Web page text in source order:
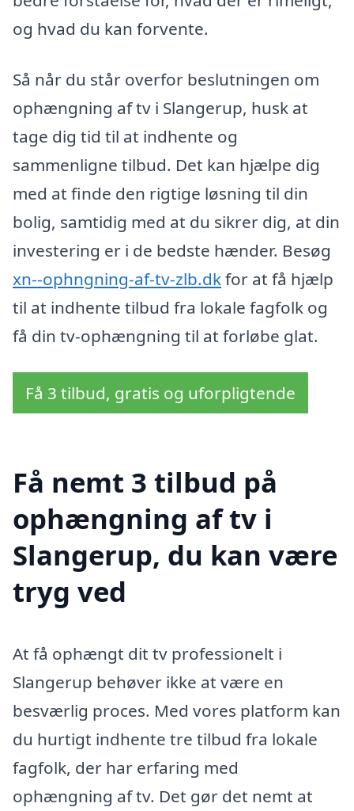
og hvad du kan forvente.
Så når du står overfor beslutningen om
ophængning af tv i Slangerup, husk at
tage dig tid til at indhente og
sammenligne tilbud. Det kan hjælpe dig
med at finde den rigtige løsning til din
bolig, samtidig med at du sikrer dig, at din
investering er i de bedste hænder. Besøg
xn--ophngning-af-tv-zlb.dkfor at få hjælp
til at indhente tilbud fra lokale fagfolk og
få din tv-ophængning til at forløbe glat.
Få 3 tilbud, gratis og uforpligtende
Få nemt 3 tilbud på
ophængning af tv i
Slangerup, du kan være
tryg ved
At få ophængt dit tv professionelt i
Slangerup behøver ikke at være en
besværlig proces. Med vores platform kan
du hurtigt indhente tre tilbud fra lokale
fagfolk, der har erfaring med
ophængning af tv. Det gør det nemt at